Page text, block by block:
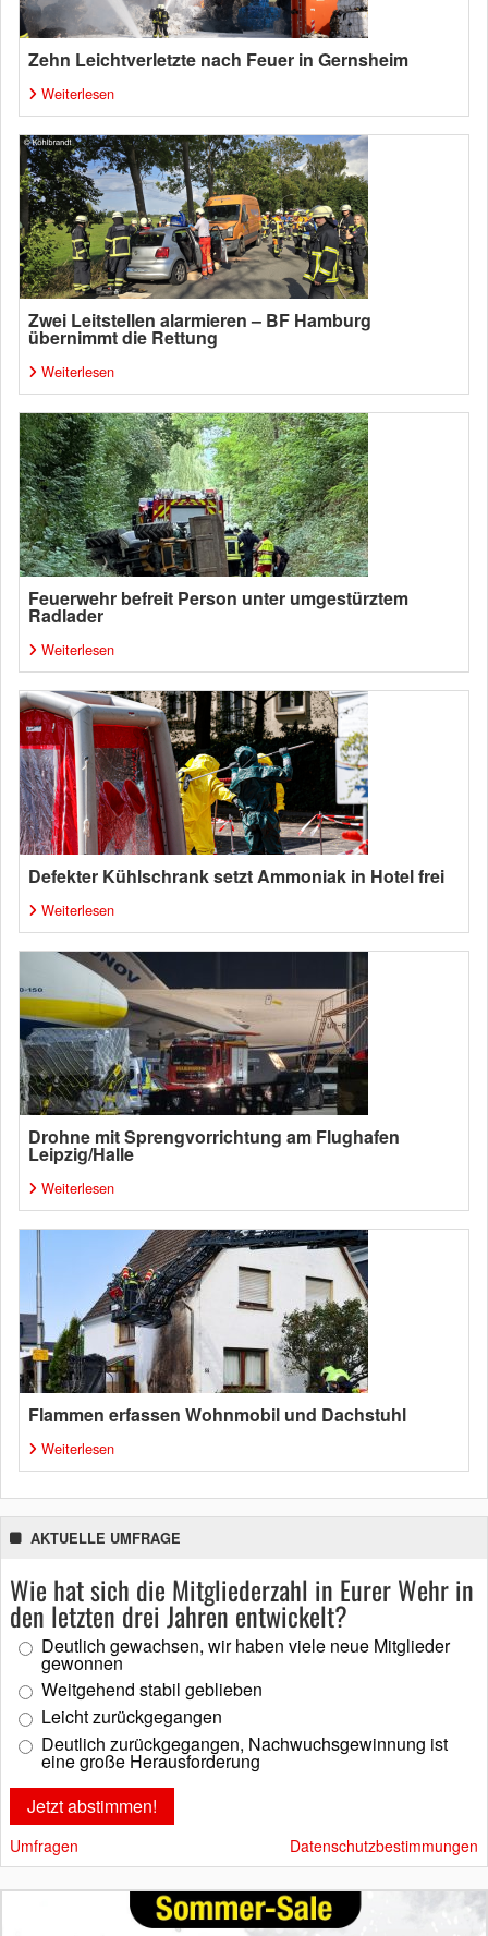
Zehn Leichtverletzte nach Feuer in Gernsheim
Weiterlesen
Zwei Leitstellen alarmieren – BF Hamburg
übernimmt die Rettung
Weiterlesen
Feuerwehr befreit Person unter umgestürztem
Radlader
Weiterlesen
Defekter Kühlschrank setzt Ammoniak in Hotel frei
Weiterlesen
Drohne mit Sprengvorrichtung am Flughafen
Leipzig/Halle
Weiterlesen
Flammen erfassen Wohnmobil und Dachstuhl
Weiterlesen
AKTUELLE UMFRAGE
Wie hat sich die Mitgliederzahl in Eurer Wehr in
den letzten drei Jahren entwickelt?
Deutlich gewachsen, wir haben viele neue Mitglieder
gewonnen
Weitgehend stabil geblieben
Leicht zurückgegangen
Deutlich zurückgegangen, Nachwuchsgewinnung ist
eine große Herausforderung
Umfragen Datenschutzbestimmungen